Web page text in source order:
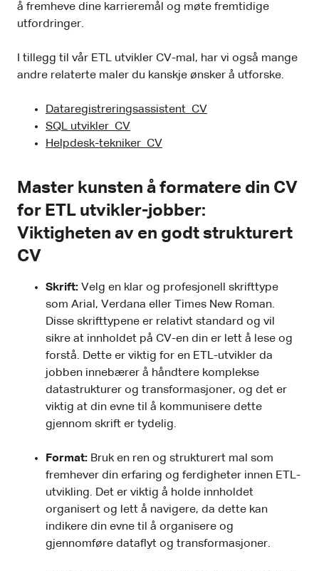
å fremheve dine karrieremål og møte fremtidige
utfordringer.
I tillegg til vår ETL utvikler CV-mal, har vi også mange
andre relaterte maler du kanskje ønsker å utforske.
Dataregistreringsassistent CV
SQL utvikler CV
Helpdesk-tekniker CV
Master kunsten å formatere din CV
for ETL utvikler-jobber:
Viktigheten av en godt strukturert
CV
Skrift: Velg en klar og profesjonell skrifttype
som Arial, Verdana eller Times New Roman.
Disse skrifttypene er relativt standard og vil
sikre at innholdet på CV-en din er lett å lese og
forstå. Dette er viktig for en ETL-utvikler da
jobben innebærer å håndtere komplekse
datastrukturer og transformasjoner, og det er
viktig at din evne til å kommunisere dette
gjennom skrift er tydelig.
Format: Bruk en ren og strukturert mal som
fremhever din erfaring og ferdigheter innen ETL-
utvikling. Det er viktig å holde innholdet
organisert og lett å navigere, da dette kan
indikere din evne til å organisere og
gjennomføre dataflyt og transformasjoner.